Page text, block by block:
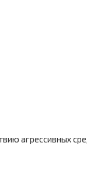
агрессивных